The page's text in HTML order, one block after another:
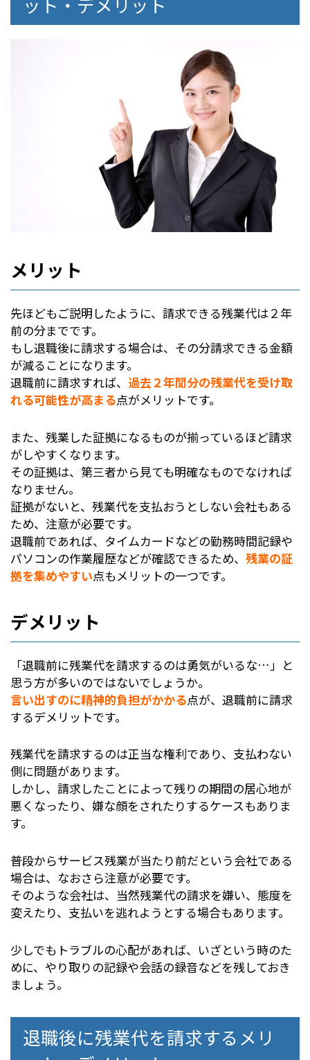
メリット
先ほどもご説明したように、請求できる残業代は２年
前の分までです。
もし退職後に請求する場合は、その分請求できる金額
が減ることになります。
退職前に請求すれば、 過去２年間分の残業代を受け取
れる可能性が高まる点がメリットです。
また、残業した証拠になるものが揃っているほど請求
がしやすくなります。
その証拠は、第三者から見ても明確なものでなければ
なりません。
証拠がないと、残業代を支払おうとしない会社もある
ため、注意が必要です。
退職前であれば、タイムカードなどの勤務時間記録や
パソコンの作業履歴などが確認できるため、 残業の証
拠を集めやすい点もメリットの一つです。
デメリット
「退職前に残業代を請求するのは勇気がいるな…」と
思う方が多いのではないでしょうか。
言い出すのに精神的負担がかかる点が、退職前に請求
するデメリットです。
残業代を請求するのは正当な権利であり、支払わない
側に問題があります。
しかし、請求したことによって残りの期間の居心地が
悪くなったり、嫌な顔をされたりするケースもありま
す。
普段からサービス残業が当たり前だという会社である
場合は、なおさら注意が必要です。
そのような会社は、当然残業代の請求を嫌い、態度を
変えたり、支払いを逃れようとする場合もあります。
少しでもトラブルの心配があれば、いざという時のた
めに、やり取りの記録や会話の録音などを残しておき
ましょう。
退職後に残業代を請求するメリ